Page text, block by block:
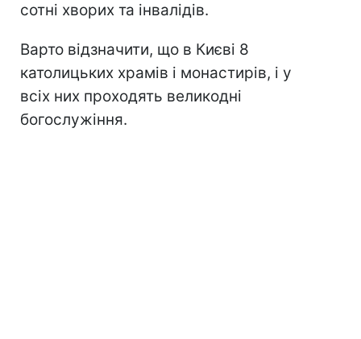
сотні хворих та інвалідів.
Варто відзначити, що в Києві 8
католицьких храмів і монастирів, і у
всіх них проходять великодні
богослужіння.